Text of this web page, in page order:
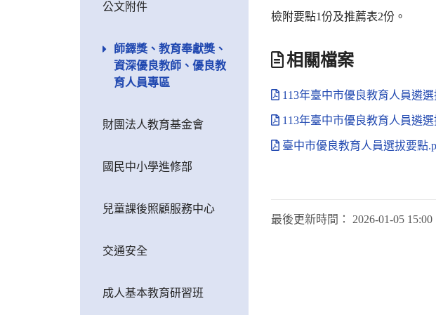
公文附件
師鐸獎、教育奉獻獎、
資深優良教師、優良教
育人員專區
財團法人教育基金會
國民中小學進修部
兒童課後照顧服務中心
交通安全
成人基本教育研習班
檢附要點1份及推薦表2份。
相關檔案
113年臺中市優良教育人員遴
113年臺中市優良教育人員遴
臺中市優良教育人員選拔要點
最後更新時間： 2026-01-05 15:00